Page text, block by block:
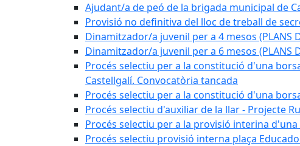
Ajudant/a de peó de la brigada municipal de
Provisió no definitiva del lloc de treball de
Dinamitzador/a juvenil per a 4 mesos (PLANS
Dinamitzador/a juvenil per a 6 mesos (PLANS
Procés selectiu per a la constitució d'una
Castellgalí. Convocatòria tancada
Procés selectiu per a la constitució d'una
Procés selectiu d'auxiliar de la llar - Projecte
Procés selectiu per a la provisió interina
Procés selectiu provisió interna plaça